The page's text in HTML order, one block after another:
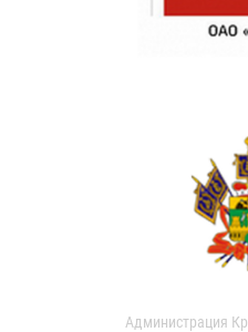
Администрация